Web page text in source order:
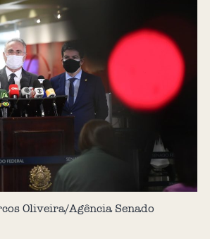
Oliveira/Agência Senado